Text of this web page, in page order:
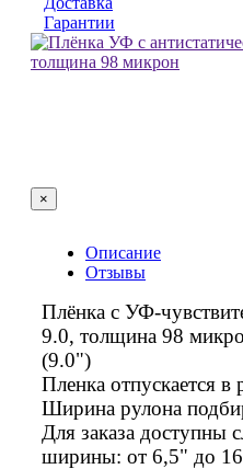
Гарантии
×
Описание
Отзывы
Плёнка с УФ-
9.0, толщина 98
(9.0")
Пленка отпускается
Ширина рулона
Для заказа доступны
ширины: от 6,5" до